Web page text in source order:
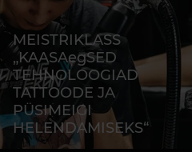
MEISTRIKLASS
„KAASAegSED
TEHNOLOOGIAD
TATTOODE JA
PÜSIMEIGI
HELENDAMISEKS“